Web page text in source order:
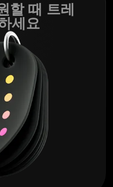
할 때 트레
세요